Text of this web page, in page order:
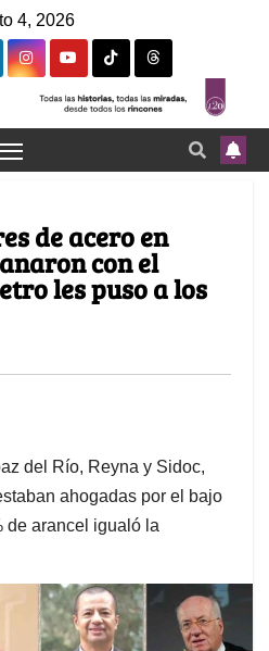
4, 2026
de acero en
con el
les puso a los
del Río, Reyna y Sidoc,
ahogadas por el bajo
de arancel igualó la